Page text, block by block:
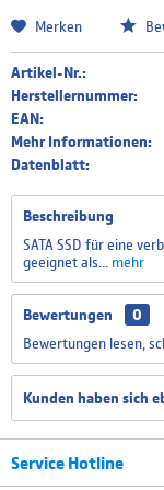
Merken
Artikel-Nr.:
Herstellernummer:
EAN:
Mehr Informationen:
Datenblatt:
Beschreibung
SATA SSD für eine
geeignet als...
mehr
Bewertungen
0
Bewertungen lesen,
Kunden haben sich
Service Hotline